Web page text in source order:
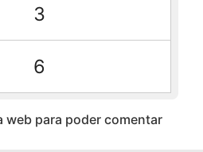
3
6
web para poder comentar